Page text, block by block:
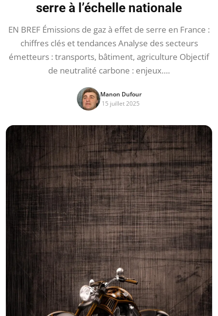
serre à l’échelle nationale
EN BREF Émissions de gaz à effet de serre en France :
chiffres clés et tendances Analyse des secteurs
émetteurs : transports, bâtiment, agriculture Objectif
de neutralité carbone : enjeux….
Manon Dufour
15 juillet 2025